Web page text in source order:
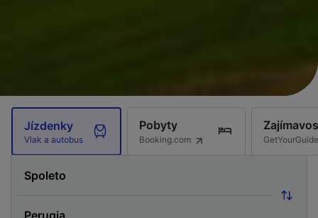
Jízdenky
Vlak a autobus
Pobyty
Booking.com GetYourGuide